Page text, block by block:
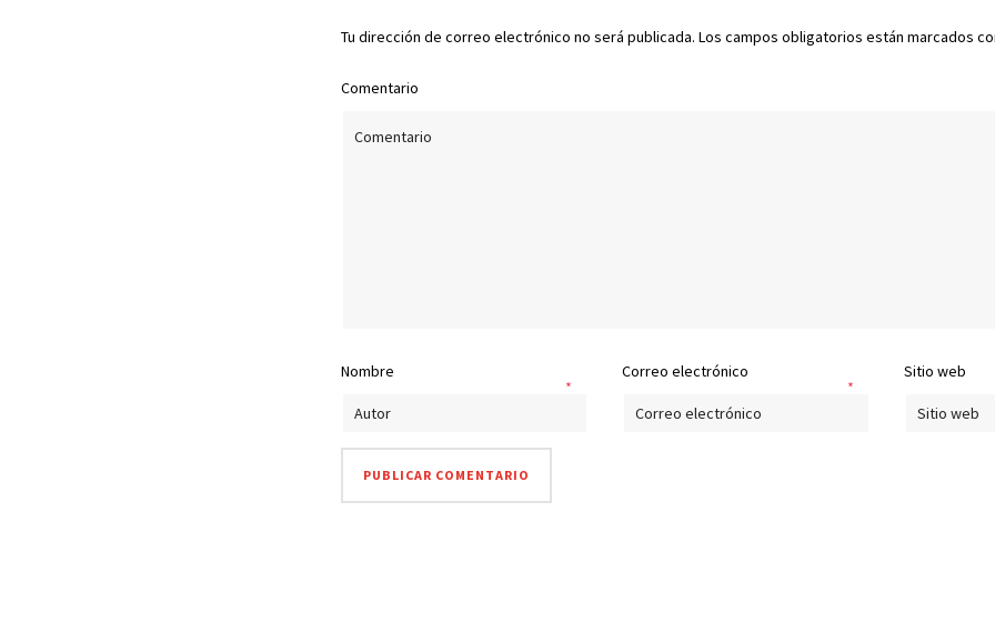
Tu dirección de correo electrónico no será publicada. Los campos obligatorios están marcados
Comentario
Nombre
*
Correo electrónico
*
Sitio web